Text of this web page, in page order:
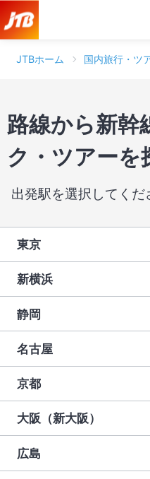
JTBホーム 国内旅行・ツ
路線から新幹
ク・ツアーを
出発駅を選択してくだ
東京
東京→山形 新幹線パッ
東京→新潟 新幹線パッ
東京→軽井沢 新幹線
東京→長野 新幹線パッ
東京→富山 新幹線パ
東京→名古屋 新幹線パ
東京→京都 新幹線パッ
東京→大阪（新大阪）
東京→新神戸 新幹線パ
東京→岡山 新幹線パッ
新横浜
静岡
静岡→大阪（新大阪）
名古屋
名古屋→東京 新幹線
名古屋→京都 新幹線
名古屋→岡山 新幹線パ
名古屋→広島 新幹線パ
名古屋→福岡（博多）
京都
大阪（新大阪）
大阪（新大阪）→東京
大阪（新大阪）→岡山
大阪（新大阪）→広島
大阪（新大阪）→福岡
ツアー
大阪（新大阪）→熊本
大阪（新大阪）→鹿児
広島
広島→東京 新幹線パ
広島→京都 新幹線パッ
広島→大阪（新大阪）
広島→熊本 新幹線パ
福岡（博多）→名古屋
福岡（博多）→京都
福岡（博多）→大阪（
ツアー
福岡（博多）→熊本
福岡（博多）→鹿児